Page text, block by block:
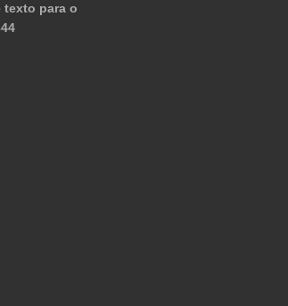
texto para o